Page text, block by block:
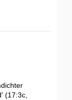
(17:3c,